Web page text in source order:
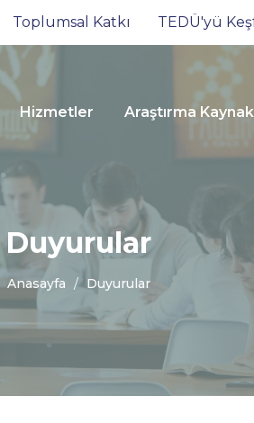
Toplumsal Katkı TEDÜ'yü
Hizmetler Araştırma
Duyurular
Anasayfa Duyurular